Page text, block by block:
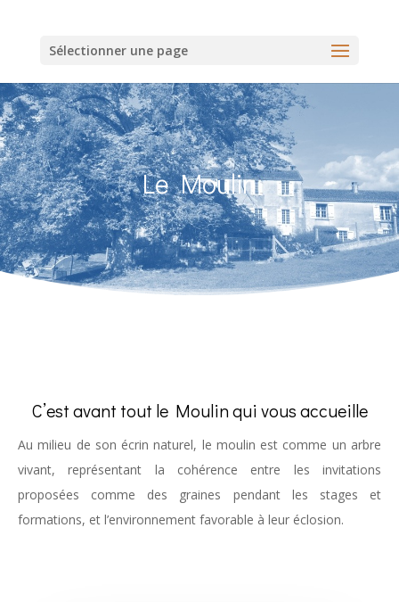
Sélectionner une page
Le Moulin
C’est avant tout le Moulin qui vous accueille
Au milieu de son écrin naturel, le moulin est comme un arbre
vivant, représentant la cohérence entre les invitations
proposées comme des graines pendant les stages et
formations, et l’environnement favorable à leur éclosion.